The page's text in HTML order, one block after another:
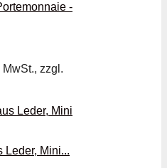
-
zzgl.
Leder, Mini...